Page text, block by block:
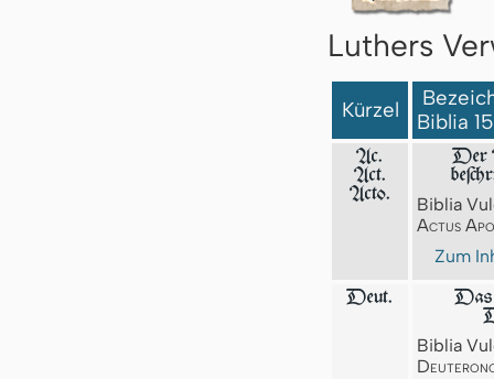
Luthers
Kürzel
Biblia
Ac.
Act.
Acto.
Der
Biblia
Actus
Zum
Deut.
Das
Biblia